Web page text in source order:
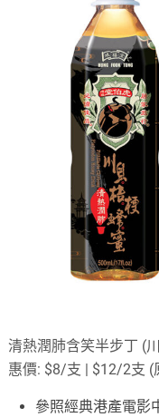
清熱潤肺含笑半步丁 (
惠價: $8/支 | $12/2支 (
參照經典港產電影